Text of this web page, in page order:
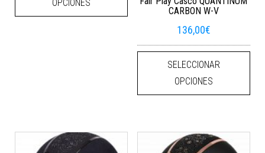
OPCIONES
CARBON W-V
136,00€
SELECCIONAR
OPCIONES